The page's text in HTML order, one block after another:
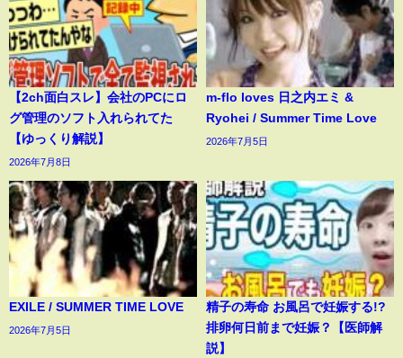
【2ch面白スレ】会社のPCにロ
グ管理のソフト入れられてた
【ゆっくり解説】
2026年7月8日
m-flo loves 日之内エミ &
Ryohei / Summer Time Love
2026年7月5日
EXILE / SUMMER TIME LOVE
2026年7月5日
精子の寿命 お風呂で妊娠する!?
排卵何日前まで妊娠？【医師解
説】